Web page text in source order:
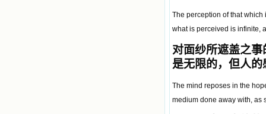
The perception of that
what is perceived is infinite,
对面纱所遮盖之
是无限的，但人
The mind reposes in the
medium done away with, as